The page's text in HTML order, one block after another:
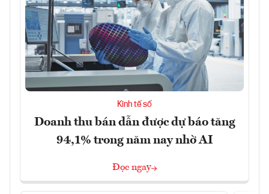
Kinh tế số
Doanh thu bán dẫn được dự báo tăng
94,1% trong năm nay nhờ AI
Đọc ngay